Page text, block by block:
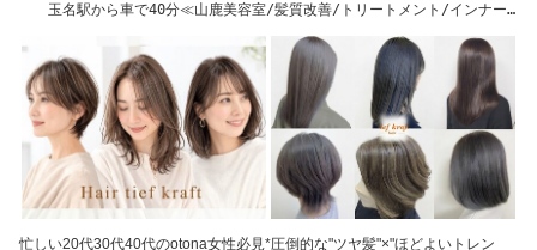
玉名駅から車で40分≪山鹿美容室/髪質改善/トリートメント/インナー
忙しい20代30代40代のotona女性必見*圧倒的な"ツヤ髪"×"ほどよいトレン